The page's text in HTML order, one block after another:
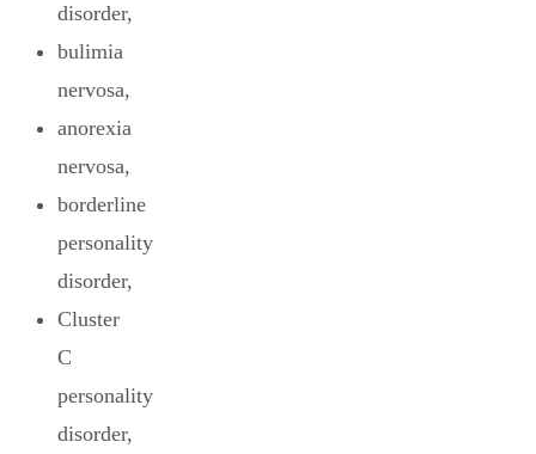
disorder,
bulimia
nervosa,
anorexia
nervosa,
borderline
personality
disorder,
Cluster
C
personality
disorder,